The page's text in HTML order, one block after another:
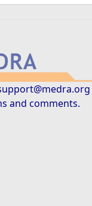
and comments.